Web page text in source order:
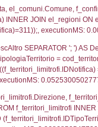
JOIN
= 311;,
as
LEFT JOIN
LEFT JOIN
=